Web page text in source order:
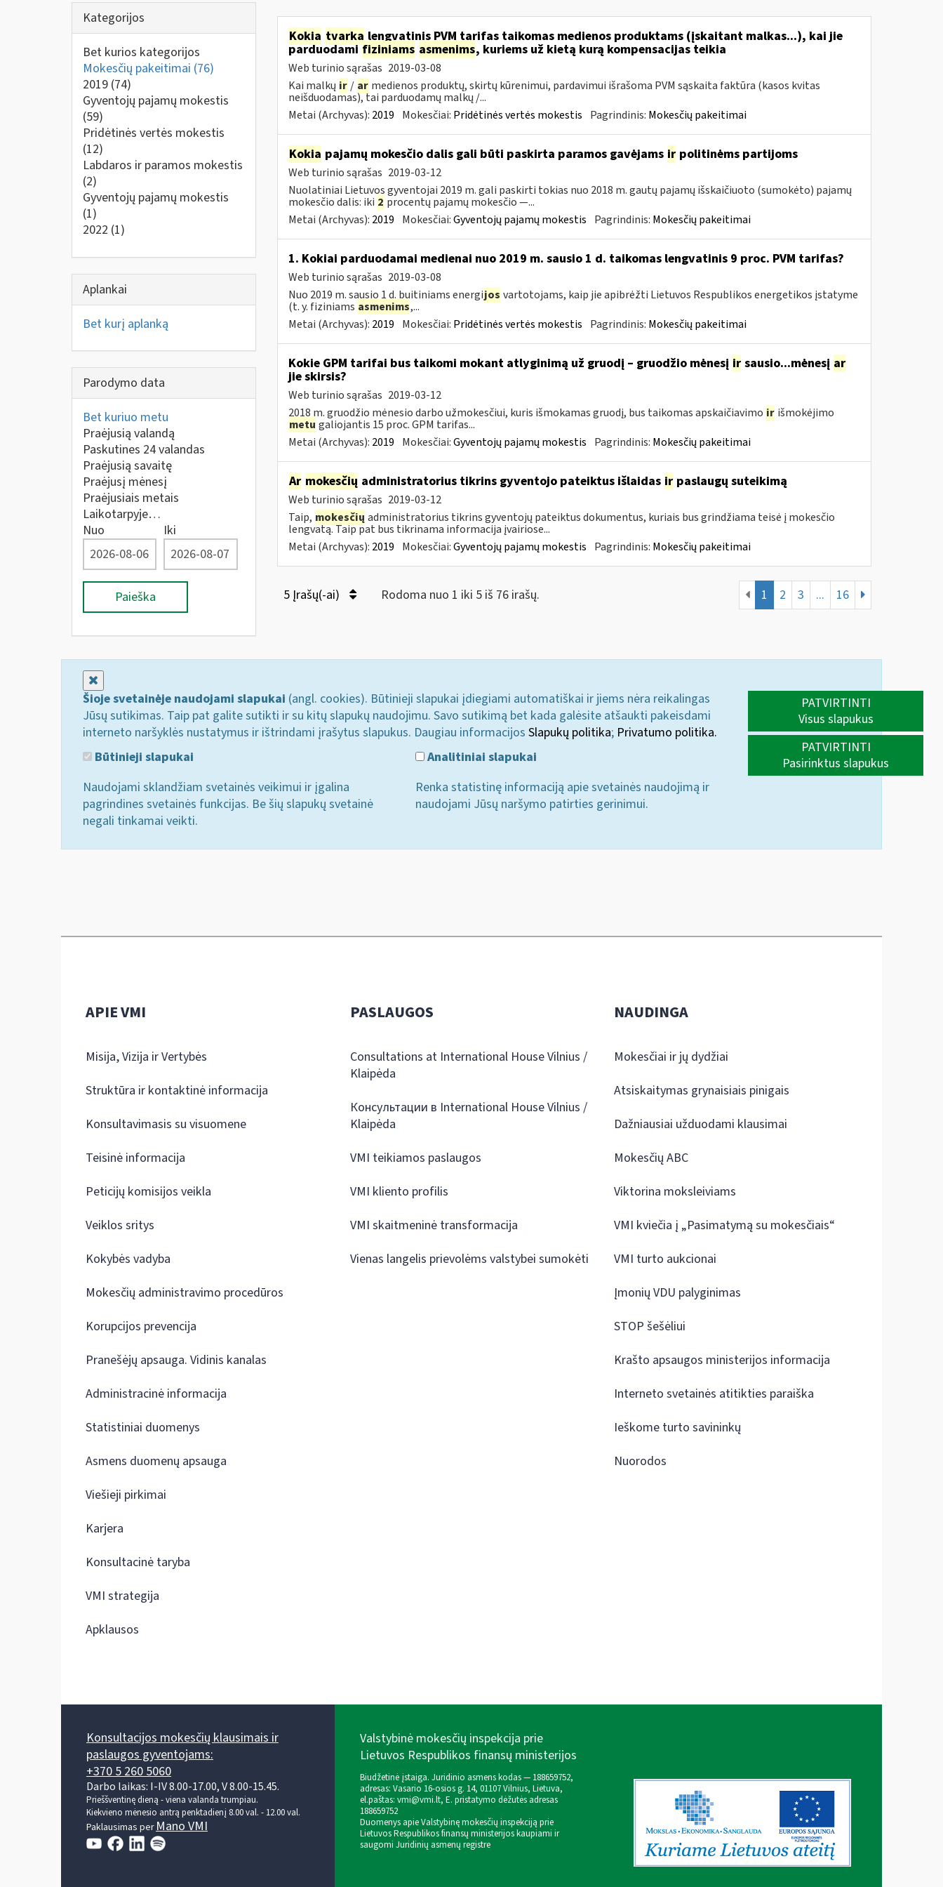
Kategorijos
Bet kurios kategorijos
Mokesčių pakeitimai (76)
2019 (74)
Gyventojų pajamų mokestis
(59)
Pridėtinės vertės mokestis
(12)
Labdaros ir paramos mokestis
(2)
Gyventojų pajamų mokestis
(1)
2022 (1)
Aplankai
Bet kurį aplanką
Parodymo data
Bet kuriuo metu
Praėjusią valandą
Paskutines 24 valandas
Praėjusią savaitę
Praėjusį mėnesį
Praėjusiais metais
Laikotarpyje…
Nuo
Iki
Paieška
Kokia tvarkalengvatinis PVM tarifas taikomas medienos produktams (įskaitant malkas...), kai jie
parduodamifiziniams asmenims, kuriems už kietą kurą kompensacijas teikia
Web turinio sąrašas 2019-03-08
Kai malkų ir / ar medienos produktų, skirtų kūrenimui, pardavimui išrašoma PVM sąskaita faktūra (kasos kvitas
neišduodamas), tai parduodamų malkų /...
Metai (Archyvas): 2019 Mokesčiai: Pridėtinės vertės mokestis Pagrindinis: Mokesčių pakeitimai
Kokia pajamų mokesčio dalis gali būti paskirta paramos gavėjams irpolitinėms partijoms
Web turinio sąrašas 2019-03-12
Nuolatiniai Lietuvos gyventojai 2019 m. gali paskirti tokias nuo 2018 m. gautų pajamų išskaičiuoto (sumokėto) pajamų
mokesčio dalis: iki 2 procentų pajamų mokesčio —...
Metai (Archyvas): 2019 Mokesčiai:Gyventojų pajamų mokestis Pagrindinis: Mokesčių pakeitimai
1. Kokiai parduodamai medienai nuo 2019 m. sausio 1 d. taikomas lengvatinis 9 proc. PVM tarifas?
Web turinio sąrašas 2019-03-08
Nuo 2019 m. sausio 1 d. buitiniams energijos vartotojams, kaip jie apibrėžti Lietuvos Respublikos energetikos įstatyme
(t. y. fiziniams asmenims,...
Metai (Archyvas): 2019 Mokesčiai: Pridėtinės vertės mokestis Pagrindinis: Mokesčių pakeitimai
Kokie GPM tarifai bus taikomi mokant atlyginimą už gruodį – gruodžio mėnesį irsausio...mėnesį ar
jie skirsis?
Web turinio sąrašas 2019-03-12
2018 m. gruodžio mėnesio darbo užmokesčiui, kuris išmokamas gruodį, bus taikomas apskaičiavimo ir išmokėjimo
metu galiojantis 15 proc. GPM tarifas...
Metai (Archyvas): 2019 Mokesčiai:Gyventojų pajamų mokestis Pagrindinis: Mokesčių pakeitimai
Ar mokesčių administratorius tikrins gyventojo pateiktus išlaidas irpaslaugų suteikimą
Web turinio sąrašas 2019-03-12
Taip, mokesčių administratorius tikrins gyventojų pateiktus dokumentus, kuriais bus grindžiama teisė į mokesčio
lengvatą. Taip pat bus tikrinama informacija įvairiose...
Metai (Archyvas): 2019 Mokesčiai:Gyventojų pajamų mokestis Pagrindinis: Mokesčių pakeitimai
5 Įrašų(-ai) Rodoma nuo 1 iki 5 iš 76 irašų. 1 2 3 ... 16
Šioje svetainėje naudojami slapukai (angl. cookies). Būtinieji slapukai įdiegiami automatiškai ir jiems nėra reikalingas
Jūsų sutikimas. Taip pat galite sutikti ir su kitų slapukų naudojimu. Savo sutikimą bet kada galėsite atšaukti pakeisdami
interneto naršyklės nustatymus ir ištrindami įrašytus slapukus. Daugiau informacijos Slapukų politika; Privatumo politika.
Būtinieji slapukai
Naudojami sklandžiam svetainės veikimui ir įgalina
pagrindines svetainės funkcijas. Be šių slapukų svetainė
negali tinkamai veikti.
Analitiniai slapukai
Renka statistinę informaciją apie svetainės naudojimą ir
naudojami Jūsų naršymo patirties gerinimui.
PATVIRTINTI
Visus slapukus
PATVIRTINTI
Pasirinktus slapukus
APIE VMI
Misija, Vizija ir Vertybės
Struktūra ir kontaktinė informacija
Konsultavimasis su visuomene
Teisinė informacija
Peticijų komisijos veikla
Veiklos sritys
Kokybės vadyba
Mokesčių administravimo procedūros
Korupcijos prevencija
Pranešėjų apsauga. Vidinis kanalas
Administracinė informacija
Statistiniai duomenys
Asmens duomenų apsauga
Viešieji pirkimai
Karjera
Konsultacinė taryba
VMI strategija
Apklausos
PASLAUGOS
Consultations at International House Vilnius /
Klaipėda
Консультации в International House Vilnius /
Klaipėda
VMI teikiamos paslaugos
VMI kliento profilis
VMI skaitmeninė transformacija
Vienas langelis prievolėms valstybei sumokėti
NAUDINGA
Mokesčiai ir jų dydžiai
Atsiskaitymas grynaisiais pinigais
Dažniausiai užduodami klausimai
Mokesčių ABC
Viktorina moksleiviams
VMI kviečia į „Pasimatymą su mokesčiais“
VMI turto aukcionai
Įmonių VDU palyginimas
STOP šešėliui
Krašto apsaugos ministerijos informacija
Interneto svetainės atitikties paraiška
Ieškome turto savininkų
Nuorodos
Konsultacijos mokesčių klausimais ir
paslaugos gyventojams:
+370 5 260 5060
Darbo laikas: I-IV 8.00-17.00, V 8.00-15.45.
Prieššventinę dieną - viena valanda trumpiau.
Kiekvieno mėnesio antrą penktadienį 8.00 val. - 12.00 val.
Paklausimas per Mano VMI
Valstybinė mokesčių inspekcija prie
Lietuvos Respublikos finansų ministerijos
Biudžetinė įstaiga. Juridinio asmens kodas — 188659752,
adresas: Vasario 16-osios g. 14, 01107 Vilnius, Lietuva,
el.paštas: vmi@vmi.lt, E. pristatymo dėžutės adresas
188659752
Duomenys apie Valstybinę mokesčių inspekciją prie
Lietuvos Respublikos finansų ministerijos kaupiami ir
saugomi Juridinių asmenų registre